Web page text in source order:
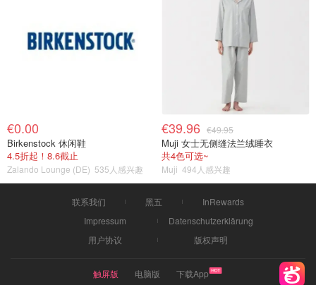
€0.00
Birkenstock 休闲鞋
4.5折起！8.6截止
Zalando Lounge (DE) 535人感兴趣
€39.96 €49.95
Muji 女士无侧缝法兰绒睡衣
共4色可选~
Muji 494人感兴趣
联系我们 黑五
InRewards
Impressum
Datenschutzerklärung
用户协议
版权声明
触屏版 电脑版 下载App